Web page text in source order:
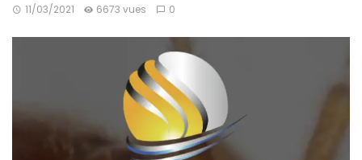
11/03/2021 6673 vues 0